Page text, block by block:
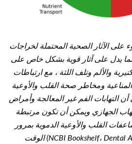
على الآثار الصحية المحتملة لخراجات
مما يدل على آثار قوية بشكل خاص على
والألم وتلف اللثة ، مع ارتباطات
المناعية ومخاطر صحة القلب والأوعية
أن التهابات الفم غير المعالجة وأمراض
الجهازي ويمكن أن تكون مرتبطة
القلب والأوعية الدموية بمرور